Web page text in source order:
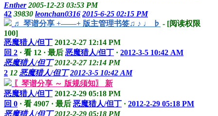
Enther 2005-12-23 03:53 PM
42 39830 leonchan0316 2015-6-25 02:15 PM
♬ 琴谱分享 +——+ 版主管理书签♫ ♪ ♩ ♭ - [阅读权限
100]
恶魔猎人/但丁 2012-2-27 12:14 PM
回 2 · 看 12 · 最后 恶魔猎人/但丁 · 2012-3-5 10:42 AM
恶魔猎人/但丁 2012-2-27 12:14 PM
2 12 恶魔猎人/但丁 2012-3-5 10:42 AM
〖琴谱分享 ～ 版规须知〗 新
恶魔猎人/但丁 2012-2-29 05:18 PM
回 0 · 看 4907 · 最后 恶魔猎人/但丁 · 2012-2-29 05:18 PM
恶魔猎人/但丁 2012-2-29 05:18 PM